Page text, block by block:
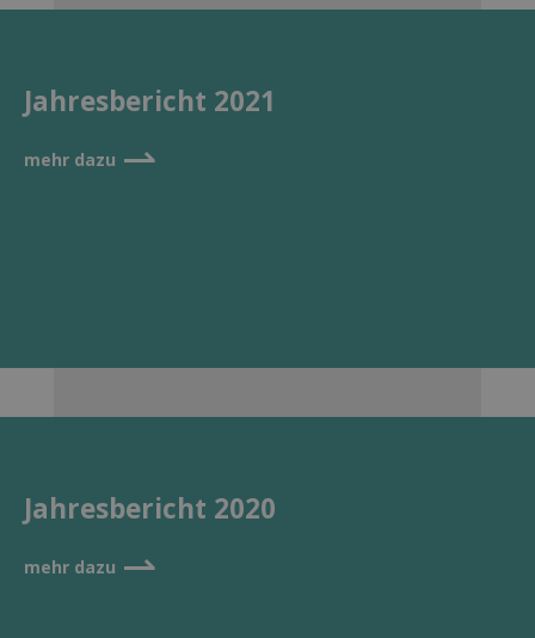
Jahresbericht 2021
⇀
mehr dazu
Jahresbericht 2020
⇀
mehr dazu